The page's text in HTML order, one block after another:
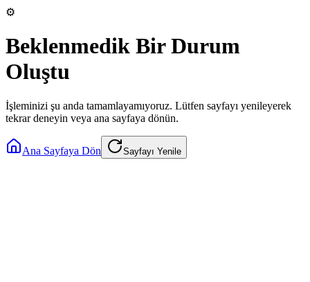
⚙️
Beklenmedik Bir Durum
Oluştu
İşleminizi şu anda tamamlayamıyoruz. Lütfen sayfayı yenileyerek
tekrar deneyin veya ana sayfaya dönün.
Ana Sayfaya Dön Sayfayı Yenile